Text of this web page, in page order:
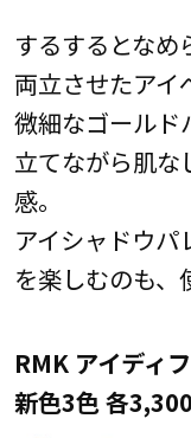
するするとなめ
両立させたアイ
微細なゴールド
立てながら肌な
感。
アイシャドウ
を楽しむのも、
RMK アイディ
新色3色 各